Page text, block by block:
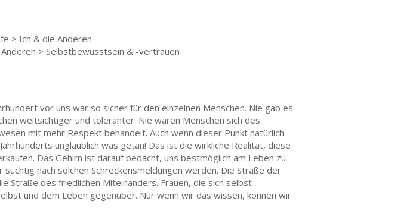
> Ich & die Anderen
> Selbstbewusstsein & -vertrauen
vor uns war so sicher für den einzelnen Menschen. Nie gab es
weitsichtiger und toleranter. Nie waren Menschen sich des
mit mehr Respekt behandelt. Auch wenn dieser Punkt natürlich
unglaublich was getan! Das ist die wirkliche Realität, diese
Das Gehirn ist darauf bedacht, uns bestmöglich am Leben zu
nach solchen Schreckensmeldungen werden. Die Straße der
Straße des friedlichen Miteinanders. Frauen, die sich selbst
und dem Leben gegenüber. Nur wenn wir das wissen, können wir